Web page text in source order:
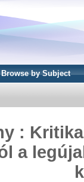
Browse by Subject
:
a